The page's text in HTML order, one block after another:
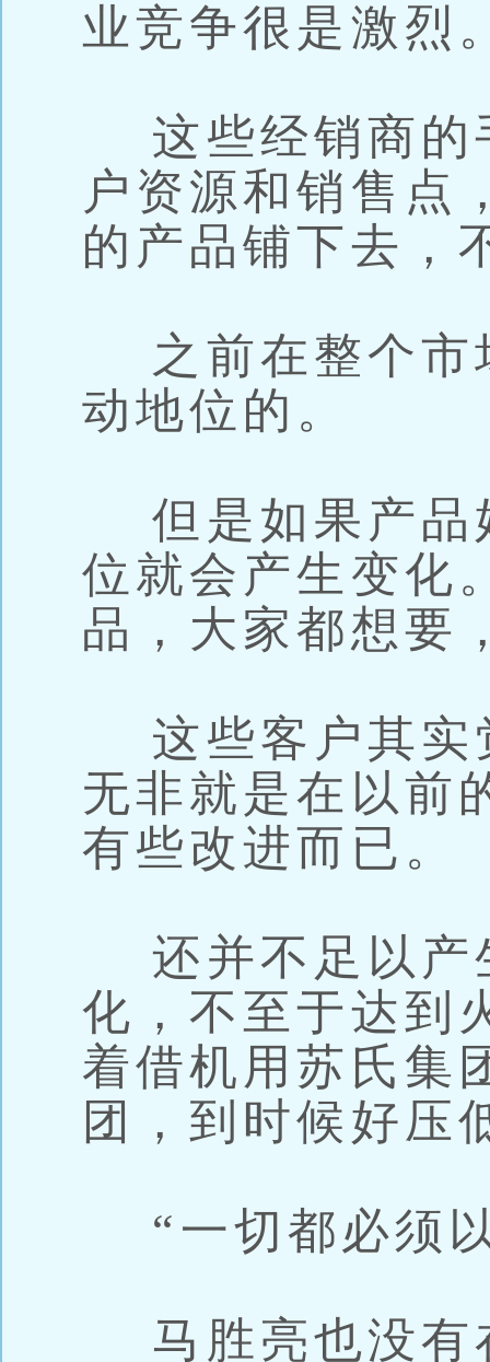
业竞争很是激烈
这些经销商的
户资源和销售点
的产品铺下去，
之前在整个市
动地位的。
但是如果产品
位就会产生变化
品，大家都想要
这些客户其实
无非就是在以前
有些改进而已。
还并不足以产
化，不至于达到
着借机用苏氏集
团，到时候好压
“一切都必须
马胜亮也没有